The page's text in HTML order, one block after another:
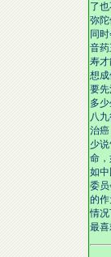
了
弥
同
音
寿
想
要
多
八
治
少
命
如
委
的
情
最